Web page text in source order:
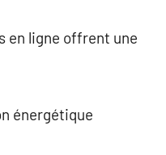
en ligne offrent une
énergétique